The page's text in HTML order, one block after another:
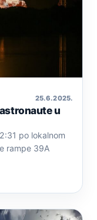
25. 6. 2025.
u
po lokalnom
rampe 39A